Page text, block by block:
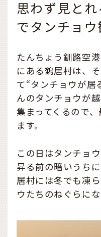
思わず見と
でタンチョウ
たんちょう釧路空
にある鶴居村は、
て“タンチョウが居
んのタンチョウが
集まってくるので
ます。
この日はタンチョ
昇る前の暗いうち
居村には冬でも凍
ウたちのねぐらにな